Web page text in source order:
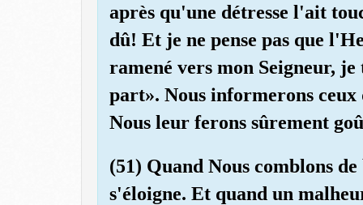
après qu'une détresse l'ait
dû! Et je ne pense pas que
ramené vers mon Seigneur,
part». Nous informerons
Nous leur ferons sûrement
(51) Quand Nous comblons
s'éloigne. Et quand un